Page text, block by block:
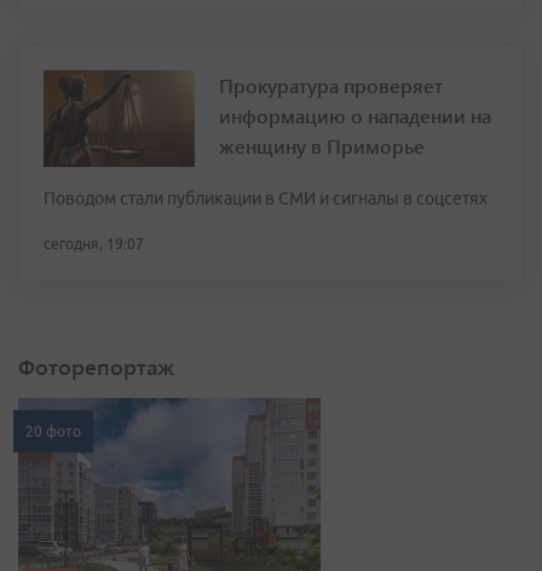
Прокуратура проверяет
информацию о нападении на
женщину в Приморье
Поводом стали публикации в СМИ и сигналы в соцсетях
сегодня, 19:07
Фоторепортаж
20 фото